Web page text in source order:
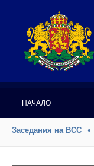
НАЧАЛО
Заседания на ВСС